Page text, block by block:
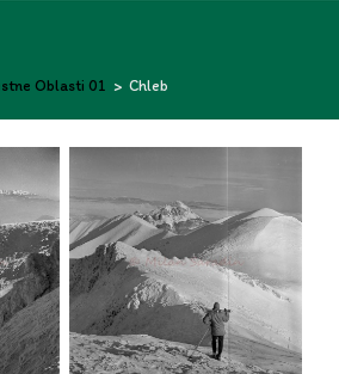
Oblasti 01 > Chleb